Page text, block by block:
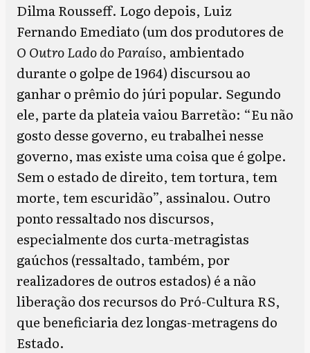
Dilma Rousseff. Logo depois, Luiz
Fernando Emediato (um dos produtores de
O Outro Lado do Paraíso, ambientado
durante o golpe de 1964) discursou ao
ganhar o prêmio do júri popular. Segundo
ele, parte da plateia vaiou Barretão: “Eu não
gosto desse governo, eu trabalhei nesse
governo, mas existe uma coisa que é golpe.
Sem o estado de direito, tem tortura, tem
morte, tem escuridão”, assinalou. Outro
ponto ressaltado nos discursos,
especialmente dos curta-metragistas
gaúchos (ressaltado, também, por
realizadores de outros estados) é a não
liberação dos recursos do Pró-Cultura RS,
que beneficiaria dez longas-metragens do
Estado.